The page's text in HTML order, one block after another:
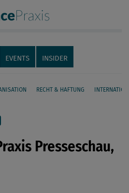
Praxis
EVENTS INSIDER
RECHT & HAFTUNG
teilen teilen
Facebook teilen
kopieren
per Mail teilen
Presseschau,